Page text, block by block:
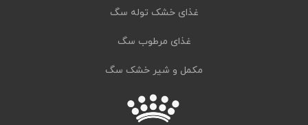
غذای خشک توله سگ
غذای مرطوب سگ
مکمل و شیر خشک سگ